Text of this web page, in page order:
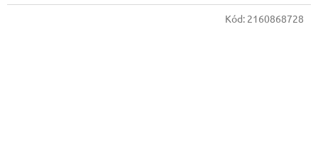
Kód: 2160868728